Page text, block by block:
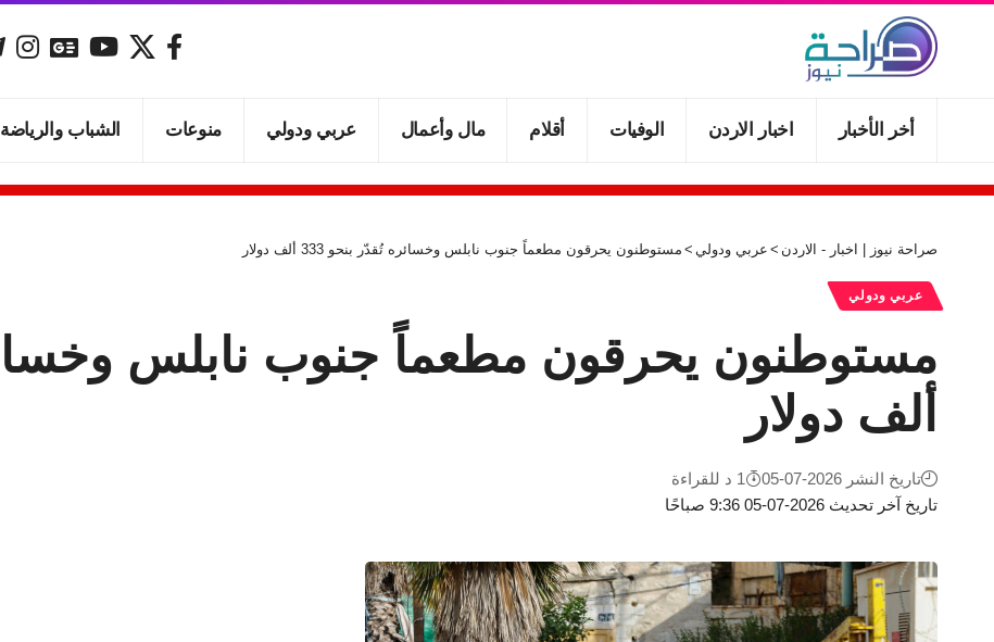
أخر الأخبار اخبار الاردن الوفيات أقلام مال وأعمال عربي ودولي منوعات الشباب والرياضة
صراحة نيوز | اخبار - الاردن > عربي ودولي > مستوطنون يحرقون مطعماً جنوب نابلس وخسائره تُقدّر بنحو 333 ألف دولار
عربي ودولي
ألف دولار
تاريخ آخر تحديث 2026-07-05 9:36 صباحًا
تاريخ النشر 2026-07-05 1 د للقراءة